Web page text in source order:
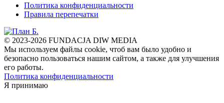
Политика конфиденциальности
Правила перепечатки
© 2023-2026 FUNDACJA DIW MEDIA
Мы используем файлы cookie, чтоб вам было удобно и
безопасно пользоваться нашим сайтом, а также для улучшения
его работы.
Политика конфиденциальности
Я принимаю